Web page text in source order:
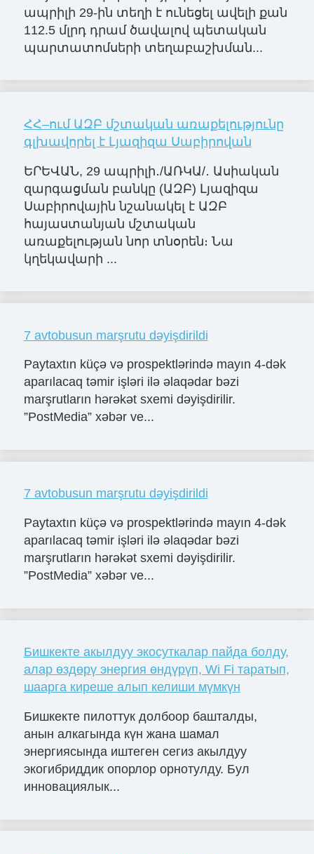
ապրիլի 29-ին տեղի է ունեցել ավելի քան
112.5 մլրդ դրամ ծավալով պետական
պարտատոմսերի տեղաբաշխման...
ՀՀ–ում ԱԶԲ մշտական առաքելությունը
գլխավորել է Լյազիզա Սաբիրովան
ԵՐԵՎԱՆ, 29 ապրիլի․/ԱՌԿԱ/․ Ասիական
զարգացման բանկը (ԱԶԲ) Լյազիզա
Սաբիրովային նշանակել է ԱԶԲ
հայաստանյան մշտական
առաքելության նոր տնօրեն։ Նա
կղեկավարի ...
7 avtobusun marşrutu dəyişdirildi
Paytaxtın küçə və prospektlərində mayın 4-dək
aparılacaq təmir işləri ilə əlaqədar bəzi
marşrutların hərəkət sxemi dəyişdirilir.
”PostMedia” xəbər ve...
7 avtobusun marşrutu dəyişdirildi
Paytaxtın küçə və prospektlərində mayın 4-dək
aparılacaq təmir işləri ilə əlaqədar bəzi
marşrutların hərəkət sxemi dəyişdirilir.
”PostMedia” xəbər ve...
Бишкекте акылдуу экосуткалар пайда болду,
алар өздөрү энергия өндүрүп, Wi Fi таратып,
шаарга киреше алып келиши мүмкүн
Бишкекте пилоттук долбоор башталды,
анын алкагында күн жана шамал
энергиясында иштеген сегиз акылдуу
экогибриддик опорлор орнотулду. Бул
инновациялык...